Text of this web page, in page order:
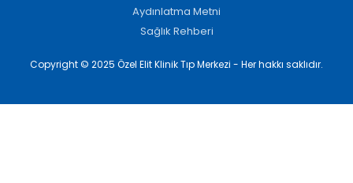
Aydınlatma Metni
Sağlık Rehberi
Copyright © 2025 Özel Elit Klinik Tıp Merkezi - Her hakkı saklıdır.